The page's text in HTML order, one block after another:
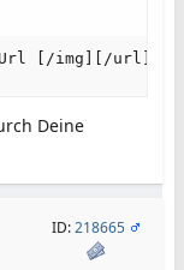
Url [/img][/url]
Deine
ID:218665